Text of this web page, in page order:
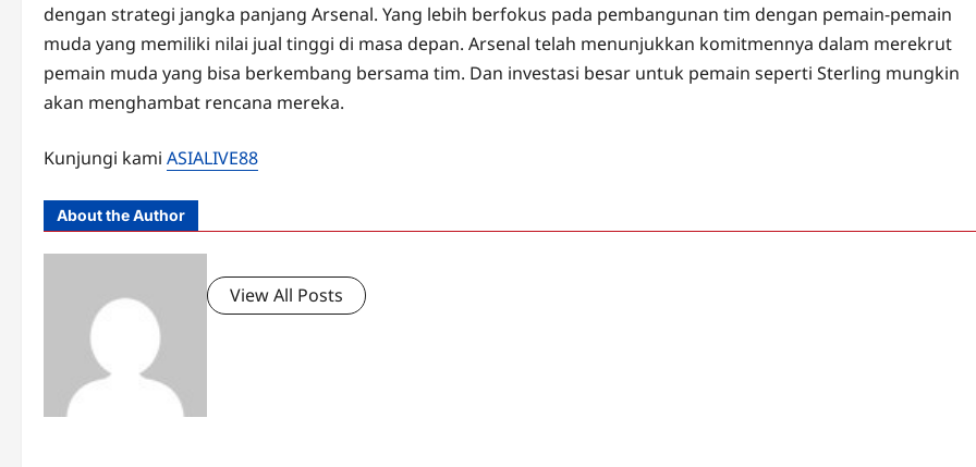
dengan strategi jangka panjang Arsenal. Yang lebih berfokus pada pembangunan tim dengan pemain-pemain
muda yang memiliki nilai jual tinggi di masa depan. Arsenal telah menunjukkan komitmennya dalam merekrut
pemain muda yang bisa berkembang bersama tim. Dan investasi besar untuk pemain seperti Sterling mungkin
akan menghambat rencana mereka.
Kunjungi kami ASIALIVE88
About the Author
View All Posts